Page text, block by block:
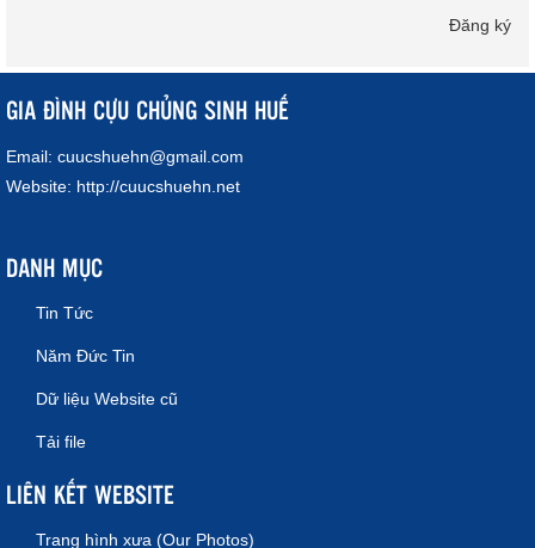
Đăng ký
GIA ĐÌNH CỰU CHỦNG SINH HUẾ
Email: cuucshuehn@gmail.com
Website: http://cuucshuehn.net
DANH MỤC
Tin Tức
Năm Đức Tin
Dữ liệu Website cũ
Tải file
LIÊN KẾT WEBSITE
Trang hình xưa (Our Photos)